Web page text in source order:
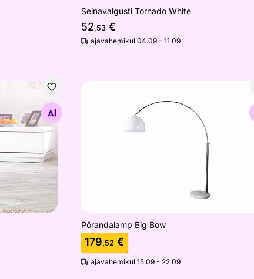
Seinavalgusti Tornado White
52,53 €
ajavahemikul 04.09 - 11.09
sarnaseid
Põrandalamp Big Bow
179,52 €
ajavahemikul 15.09 - 22.09